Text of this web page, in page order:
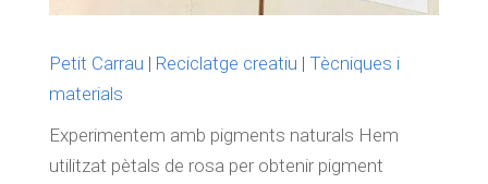
Petit Carrau | Reciclatge creatiu | Tècniques i
materials
Experimentem amb pigments naturals Hem
utilitzat pètals de rosa per obtenir pigment